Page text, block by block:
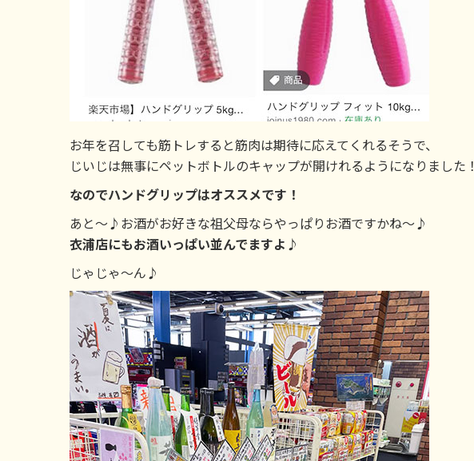
お年を召しても筋トレすると筋肉は期待に応えてくれるそうで、
じいじは無事にペットボトルのキャップが開けれるようになりました！
なのでハンドグリップはオススメです！
あと～♪お酒がお好きな祖父母ならやっぱりお酒ですかね～♪
衣浦店にもお酒いっぱい並んでますよ♪
じゃじゃ～ん♪